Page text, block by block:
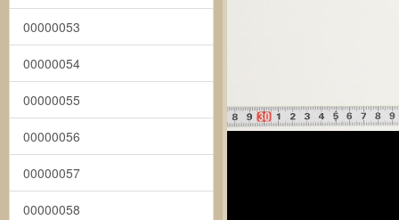
00000053
00000054
00000055
00000056
00000057
00000058